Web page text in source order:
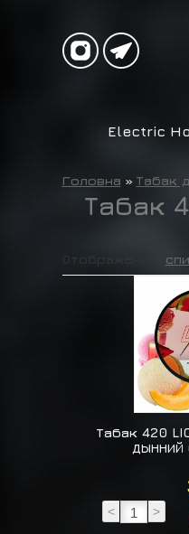
Electric
Головна » Табак
Табак
Отображение:
Табак 420
ДЫННИЙ
< >